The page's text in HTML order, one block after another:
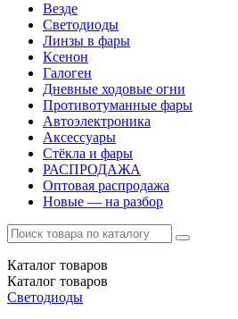
Везде
Светодиоды
Линзы в фары
Ксенон
Галоген
Дневные ходовые огни
Противотуманные фары
Автоэлектроника
Аксессуары
Стёкла и фары
РАСПРОДАЖА
Оптовая распродажа
Новые — на разбор
Каталог товаров
Каталог товаров
Светодиоды